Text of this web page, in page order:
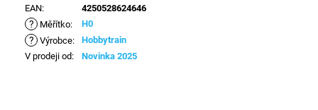
EAN: 4250528624646
? Měřítko: H0
? Výrobce:
Hobbytrain
V prodeji od: Novinka 2025